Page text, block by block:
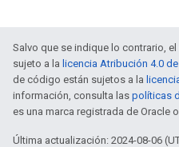
Salvo que se indique lo contrario,
sujeto a la licencia Atribución 4.0
de código están sujetos a la
información, consulta las políticas
es una marca registrada de Oracle
Última actualización: 2024-08-06